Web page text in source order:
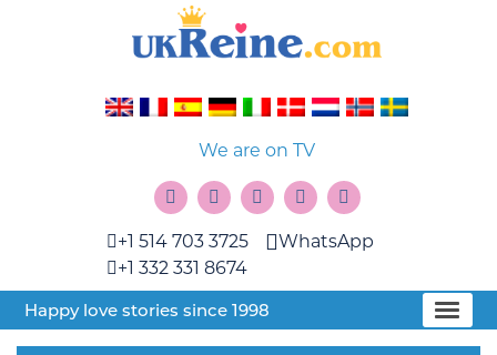
We are on TV
+1 514 703 3725
+1 332 331 8674
WhatsApp
Happy love stories since 1998